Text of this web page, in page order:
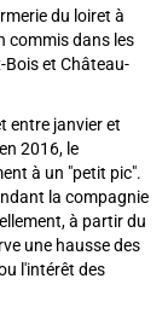
du loiret à
commis dans les
Bois et Château-
entre janvier et
2016, le
à un "petit pic".
la compagnie
à partir du
une hausse des
l'intérêt des